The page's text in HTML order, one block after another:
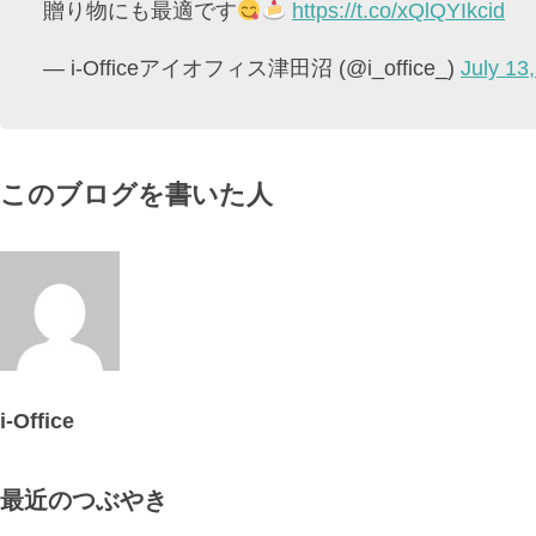
贈り物にも最適です https://t.co/xQlQYIkcid
— i-Officeアイオフィス津田沼 (@i_office_) July
このブログを書いた人
i-Office
最近のつぶやき